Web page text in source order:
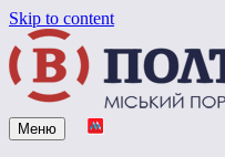
Skip to content
Vpoltave.info
Полтавский портал новостей
Меню